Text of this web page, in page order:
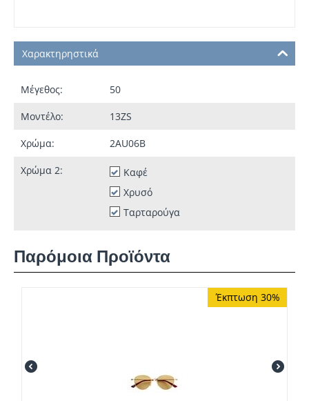
Χαρακτηρηστικά
Μέγεθος: 50
Μοντέλο: 13ZS
Χρώμα: 2AU06B
Χρώμα 2:
Καφέ
Χρυσό
Ταρταρούγα
Παρόμοια Προϊόντα
Έκπτωση 30%